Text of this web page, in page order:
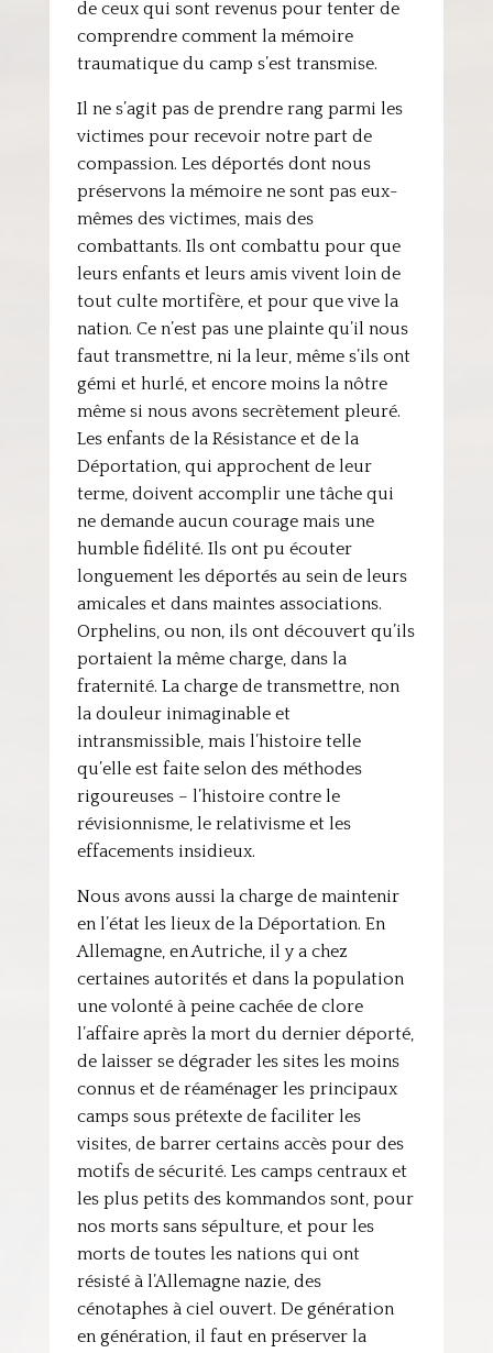
de ceux qui sont revenus pour tenter de
comprendre comment la mémoire
traumatique du camp s’est transmise.
Il ne s’agit pas de prendre rang parmi les
victimes pour recevoir notre part de
compassion. Les déportés dont nous
préservons la mémoire ne sont pas eux-
mêmes des victimes, mais des
combattants. Ils ont combattu pour que
leurs enfants et leurs amis vivent loin de
tout culte mortifère, et pour que vive la
nation. Ce n’est pas une plainte qu’il nous
faut transmettre, ni la leur, même s’ils ont
gémi et hurlé, et encore moins la nôtre
même si nous avons secrètement pleuré.
Les enfants de la Résistance et de la
Déportation, qui approchent de leur
terme, doivent accomplir une tâche qui
ne demande aucun courage mais une
humble fidélité. Ils ont pu écouter
longuement les déportés au sein de leurs
amicales et dans maintes associations.
Orphelins, ou non, ils ont découvert qu’ils
portaient la même charge, dans la
fraternité. La charge de transmettre, non
la douleur inimaginable et
intransmissible, mais l’histoire telle
qu’elle est faite selon des méthodes
rigoureuses – l’histoire contre le
révisionnisme, le relativisme et les
effacements insidieux.
Nous avons aussi la charge de maintenir
en l’état les lieux de la Déportation. En
Allemagne, en Autriche, il y a chez
certaines autorités et dans la population
une volonté à peine cachée de clore
l’affaire après la mort du dernier déporté,
de laisser se dégrader les sites les moins
connus et de réaménager les principaux
camps sous prétexte de faciliter les
visites, de barrer certains accès pour des
motifs de sécurité. Les camps centraux et
les plus petits des kommandos sont, pour
nos morts sans sépulture, et pour les
morts de toutes les nations qui ont
résisté à l’Allemagne nazie, des
cénotaphes à ciel ouvert. De génération
en génération, il faut en préserver la